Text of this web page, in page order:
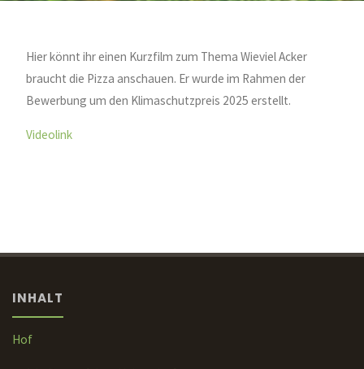
Hier könnt ihr einen Kurzfilm zum Thema Wieviel Acker
braucht die Pizza anschauen. Er wurde im Rahmen der
Bewerbung um den Klimaschutzpreis 2025 erstellt.
Videolink
INHALT
Hof